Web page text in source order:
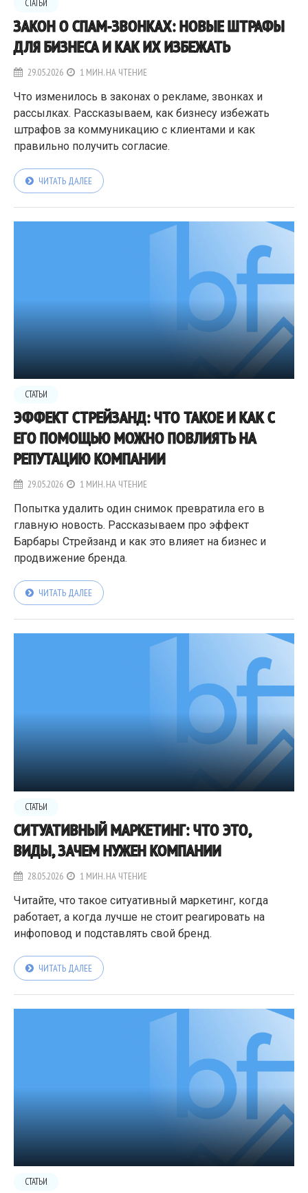
СТАТЬИ
ЗАКОН О СПАМ-ЗВОНКАХ: НОВЫЕ ШТРАФЫ
ДЛЯ БИЗНЕСА И КАК ИХ ИЗБЕЖАТЬ
29.05.2026 1 МИН. НА ЧТЕНИЕ
Что изменилось в законах о рекламе, звонках и
рассылках. Рассказываем, как бизнесу избежать
штрафов за коммуникацию с клиентами и как
правильно получить согласие.
ЧИТАТЬ ДАЛЕЕ
СТАТЬИ
ЭФФЕКТ СТРЕЙЗАНД: ЧТО ТАКОЕ И КАК С
ЕГО ПОМОЩЬЮ МОЖНО ПОВЛИЯТЬ НА
РЕПУТАЦИЮ КОМПАНИИ
29.05.2026 1 МИН. НА ЧТЕНИЕ
Попытка удалить один снимок превратила его в
главную новость. Рассказываем про эффект
Барбары Стрейзанд и как это влияет на бизнес и
продвижение бренда.
ЧИТАТЬ ДАЛЕЕ
СТАТЬИ
СИТУАТИВНЫЙ МАРКЕТИНГ: ЧТО ЭТО,
ВИДЫ, ЗАЧЕМ НУЖЕН КОМПАНИИ
28.05.2026 1 МИН. НА ЧТЕНИЕ
Читайте, что такое ситуативный маркетинг, когда
работает, а когда лучше не стоит реагировать на
инфоповод и подставлять свой бренд.
ЧИТАТЬ ДАЛЕЕ
СТАТЬИ